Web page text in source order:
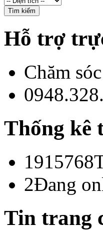
Hỗ trợ
Chăm
Thống kê
1915768
2Đang
Tin trang